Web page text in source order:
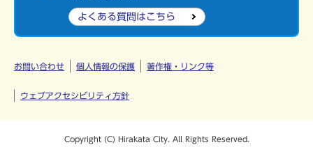
よくある質問は こちら
お問い合わせ 個人情報の保護 著作権・リンク等
ウェブアクセシビリティ方針
Copyright (C) Hirakata City. All Rights Reserved.